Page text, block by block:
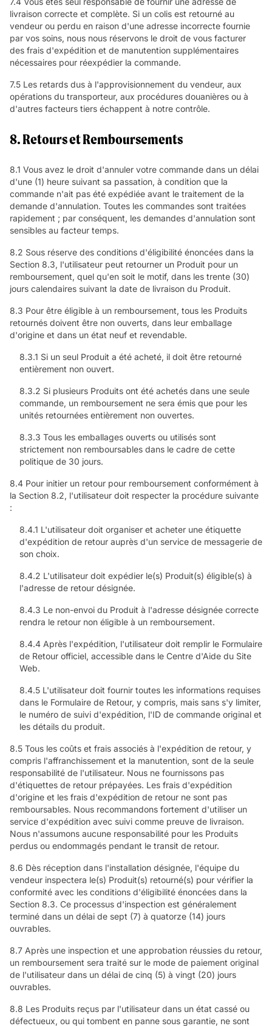
livraison correcte et complète. Si un colis est retourné au
vendeur ou perdu en raison d'une adresse incorrecte fournie
par vos soins, nous nous réservons le droit de vous facturer
des frais d'expédition et de manutention supplémentaires
nécessaires pour réexpédier la commande.
7.5 Les retards dus à l'approvisionnement du vendeur, aux
opérations du transporteur, aux procédures douanières ou à
d'autres facteurs tiers échappent à notre contrôle.
8. Retours et Remboursements
8.1 Vous avez le droit d'annuler votre commande dans un délai
d'une (1) heure suivant sa passation, à condition que la
commande n'ait pas été expédiée avant le traitement de la
demande d'annulation. Toutes les commandes sont traitées
rapidement ; par conséquent, les demandes d'annulation sont
sensibles au facteur temps.
8.2 Sous réserve des conditions d'éligibilité énoncées dans la
Section 8.3, l'utilisateur peut retourner un Produit pour un
remboursement, quel qu'en soit le motif, dans les trente (30)
jours calendaires suivant la date de livraison du Produit.
8.3 Pour être éligible à un remboursement, tous les Produits
retournés doivent être non ouverts, dans leur emballage
d'origine et dans un état neuf et revendable.
8.3.1 Si un seul Produit a été acheté, il doit être retourné
entièrement non ouvert.
8.3.2 Si plusieurs Produits ont été achetés dans une seule
commande, un remboursement ne sera émis que pour les
unités retournées entièrement non ouvertes.
8.3.3 Tous les emballages ouverts ou utilisés sont
strictement non remboursables dans le cadre de cette
politique de 30 jours.
8.4 Pour initier un retour pour remboursement conformément à
la Section 8.2, l'utilisateur doit respecter la procédure suivante
:
8.4.1 L'utilisateur doit organiser et acheter une étiquette
d'expédition de retour auprès d'un service de messagerie de
son choix.
8.4.2 L'utilisateur doit expédier le(s) Produit(s) éligible(s) à
l'adresse de retour désignée.
8.4.3 Le non-envoi du Produit à l'adresse désignée correcte
rendra le retour non éligible à un remboursement.
8.4.4 Après l'expédition, l'utilisateur doit remplir le Formulaire
de Retour officiel, accessible dans le Centre d'Aide du Site
Web.
8.4.5 L'utilisateur doit fournir toutes les informations requises
dans le Formulaire de Retour, y compris, mais sans s'y limiter,
le numéro de suivi d'expédition, l'ID de commande original et
les détails du produit.
8.5 Tous les coûts et frais associés à l'expédition de retour, y
compris l'affranchissement et la manutention, sont de la seule
responsabilité de l'utilisateur. Nous ne fournissons pas
d'étiquettes de retour prépayées. Les frais d'expédition
d'origine et les frais d'expédition de retour ne sont pas
remboursables. Nous recommandons fortement d'utiliser un
service d'expédition avec suivi comme preuve de livraison.
Nous n'assumons aucune responsabilité pour les Produits
perdus ou endommagés pendant le transit de retour.
8.6 Dès réception dans l'installation désignée, l'équipe du
vendeur inspectera le(s) Produit(s) retourné(s) pour vérifier la
conformité avec les conditions d'éligibilité énoncées dans la
Section 8.3. Ce processus d'inspection est généralement
terminé dans un délai de sept (7) à quatorze (14) jours
ouvrables.
8.7 Après une inspection et une approbation réussies du retour,
un remboursement sera traité sur le mode de paiement original
de l'utilisateur dans un délai de cinq (5) à vingt (20) jours
ouvrables.
8.8 Les Produits reçus par l'utilisateur dans un état cassé ou
défectueux, ou qui tombent en panne sous garantie, ne sont